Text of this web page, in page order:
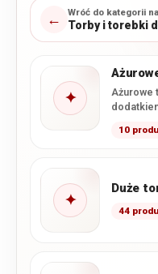
← Wróć do kategorii
Torby i torebki
✦
Ażurowe
10
✦
Duże
44